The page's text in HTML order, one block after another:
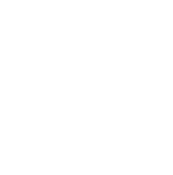
う少し間